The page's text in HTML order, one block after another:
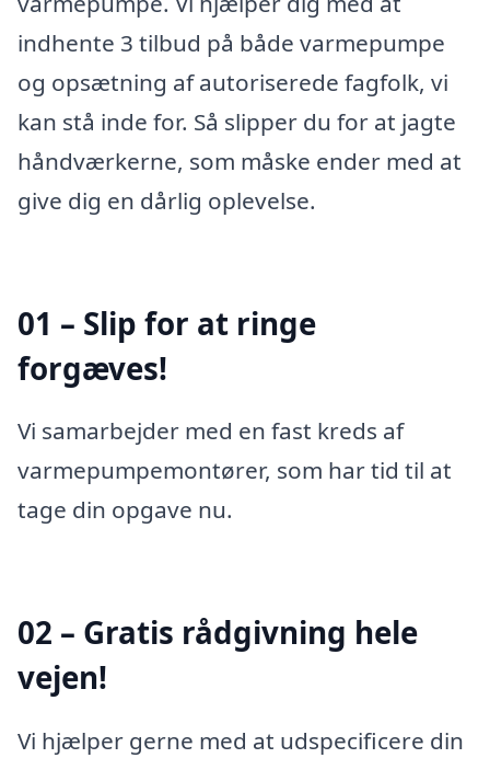
indhente 3 tilbud på både varmepumpe
og opsætning af autoriserede fagfolk, vi
kan stå inde for. Så slipper du for at jagte
håndværkerne, som måske ender med at
give dig en dårlig oplevelse.
01 – Slip for at ringe
forgæves!
Vi samarbejder med en fast kreds af
varmepumpemontører, som har tid til at
tage din opgave nu.
02 – Gratis rådgivning hele
vejen!
Vi hjælper gerne med at udspecificere din